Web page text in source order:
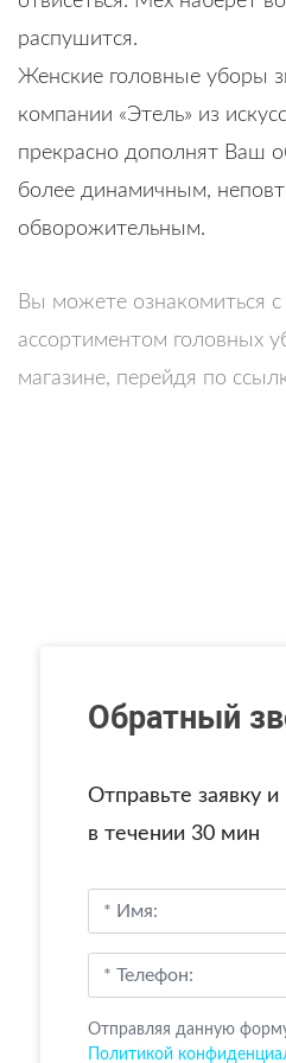
распушится.
Женские головные уборы
компании «Этель» из
прекрасно дополнят Ваш
более динамичным,
обворожительным.
Вы можете ознакомиться
ассортиментом головных
магазине, перейдя по
Обратный
Отправьте заявку
в течении 30 мин
Отправляя данную
Политикой